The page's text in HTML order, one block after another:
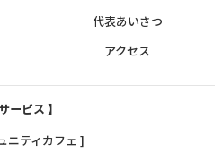
代表あいさつ
アクセス
サービス 】
ニティカフェ ]